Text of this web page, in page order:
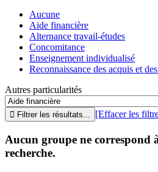
Aucune
Aide financière
Alternance travail-études
Concomitance
Enseignement individualisé
Reconnaissance des acquis et
Autres particularités
[Effacer les
Aucun groupe ne correspond
recherche.